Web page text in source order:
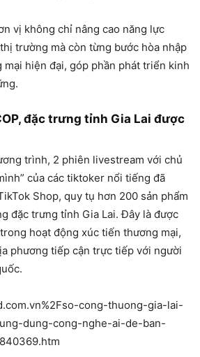
vị không chỉ nâng cao năng lực
trường mà còn từng bước hòa nhập
hiện đại, góp phần phát triển kinh
đặc trưng tỉnh Gia Lai được
trình, 2 phiên livestream với chủ
của các tiktoker nổi tiếng đã
Shop, quy tụ hơn 200 sản phẩm
đặc trưng tỉnh Gia Lai. Đây là được
hoạt động xúc tiến thương mại,
phương tiếp cận trực tiếp với người
cong-thuong-gia-lai-
dung-cong-nghe-ai-de-ban-